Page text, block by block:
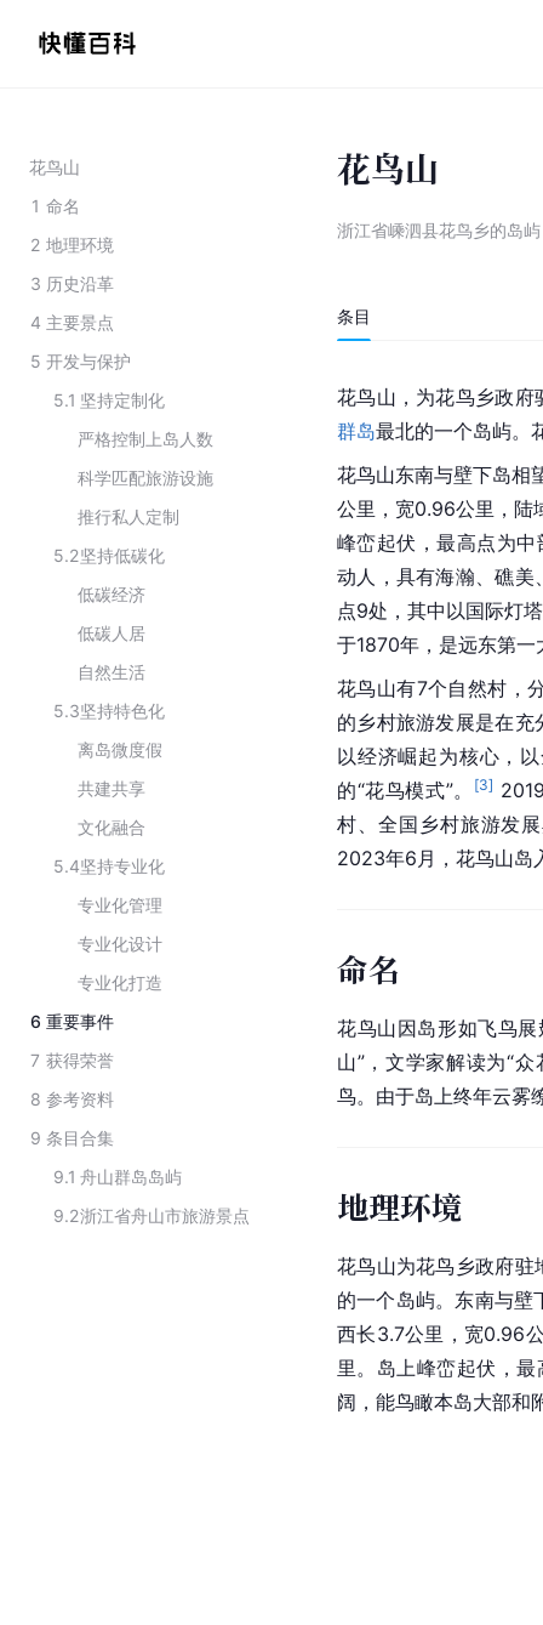
花鸟山
1 命名
2 地理环境
3 历史沿革
4 主要景点
5 开发与保护
5.1 坚持定制化
严格控制上岛人数
科学匹配旅游设施
推行私人定制
5.2坚持低碳化
低碳经济
低碳人居
自然生活
5.3坚持特色化
离岛微度假
共建共享
文化融合
5.4坚持专业化
专业化管理
专业化设计
专业化打造
6 重要事件
7 获得荣誉
8 参考资料
9 条目合集
9.1 舟山群岛岛屿
9.2浙江省舟山市旅游景点
花鸟山
浙江省嵊泗县花鸟乡的岛屿
条目
花鸟山，为花鸟乡政府
群岛最北的一个岛屿。
花鸟山东南与壁下岛相
公里，宽0.96公里，陆
峰峦起伏，最高点为
动人，具有海瀚、礁美
点9处，其中以国际灯
于1870年，是远东第一
花鸟山有7个自然村，
的乡村旅游发展是在
以经济崛起为核心，
的“花鸟模式”。
[3]
村、全国乡村旅游发
2023年6月，花鸟山岛
命名
花鸟山因岛形如飞鸟
山”，文学家解读为“
鸟。由于岛上终年云雾
地理环境
花鸟山为花鸟乡政府驻
的一个岛屿。东南与壁
西长3.7公里，宽0.96
里。岛上峰峦起伏，
阔，能鸟瞰本岛大部和